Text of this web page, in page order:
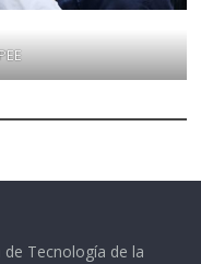
Tecnología de la